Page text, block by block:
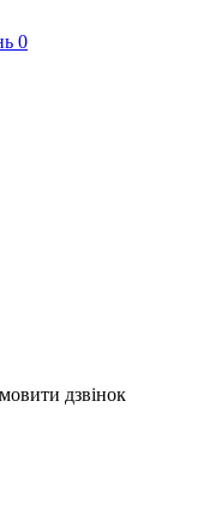
0
дзвінок